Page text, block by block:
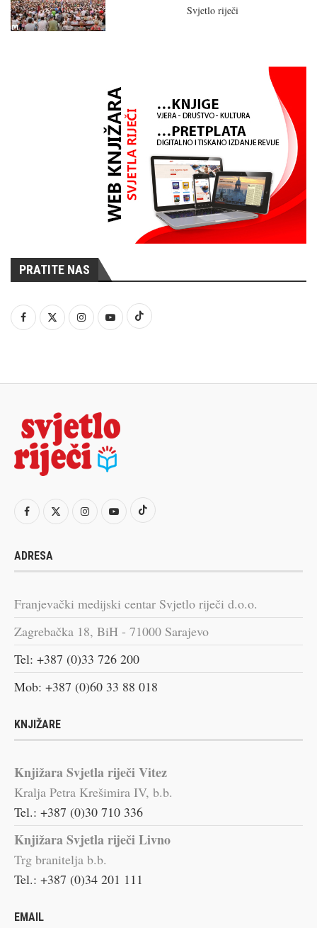
Svjetlo riječi
PRATITE NAS
ADRESA
Franjevački medijski centar Svjetlo riječi d.o.o.
Zagrebačka 18, BiH - 71000 Sarajevo
Tel: +387 (0)33 726 200
Mob: +387 (0)60 33 88 018
KNJIŽARE
Knjižara Svjetla riječi Vitez
Kralja Petra Krešimira IV, b.b.
Tel.: +387 (0)30 710 336
Knjižara Svjetla riječi Livno
Trg branitelja b.b.
Tel.: +387 (0)34 201 111
EMAIL